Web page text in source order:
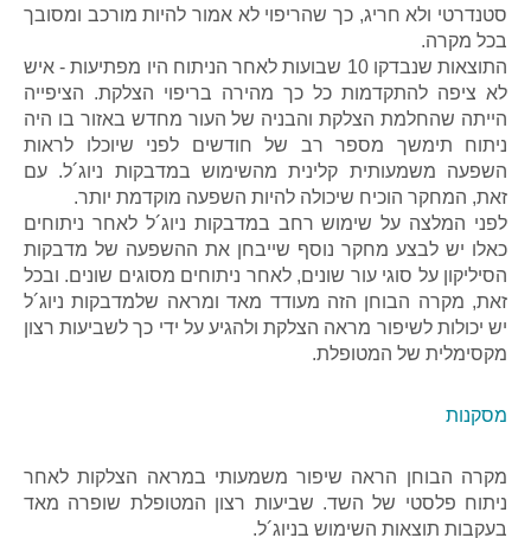
סטנדרטי ולא חריג, כך שהריפוי לא אמור להיות מורכב ומסובך
בכל מקרה.
התוצאות שנבדקו 10 שבועות לאחר הניתוח היו מפתיעות - איש
לא ציפה להתקדמות כל כך מהירה בריפוי הצלקת. הציפייה
הייתה שהחלמת הצלקת והבניה של העור מחדש באזור בו היה
ניתוח תימשך מספר רב של חודשים לפני שיוכלו לראות
השפעה משמעותית קלינית מהשימוש במדבקות ניוג´ל. עם
זאת, המחקר הוכיח שיכולה להיות השפעה מוקדמת יותר.
לפני המלצה על שימוש רחב במדבקות ניוג´ל לאחר ניתוחים
כאלו יש לבצע מחקר נוסף שייבחן את ההשפעה של מדבקות
הסיליקון על סוגי עור שונים, לאחר ניתוחים מסוגים שונים. ובכל
זאת, מקרה הבוחן הזה מעודד מאד ומראה שלמדבקות ניוג´ל
יש יכולות לשיפור מראה הצלקת ולהגיע על ידי כך לשביעות רצון
מקסימלית של המטופלת.
מסקנות
מקרה הבוחן הראה שיפור משמעותי במראה הצלקות לאחר
ניתוח פלסטי של השד. שביעות רצון המטופלת שופרה מאד
בעקבות תוצאות השימוש בניוג´ל.